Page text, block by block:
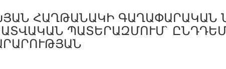
ՀԱՂԹԱՆԱԿԻ ԳԱՂԱՓԱՐԱԿԱՆ
ՊԱՏԵՐԱԶՄՈՒՄ`